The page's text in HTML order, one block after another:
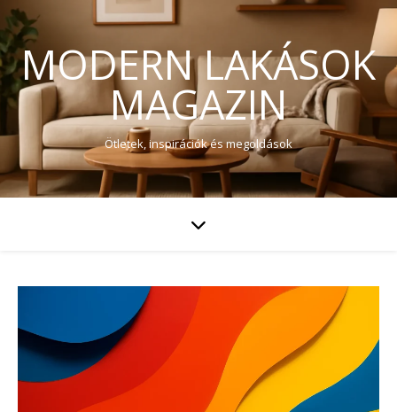
MODERN LAKÁSOK
MAGAZIN
Ötletek, inspirációk és megoldások